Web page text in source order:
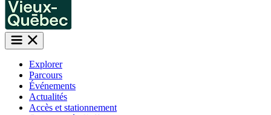
Explorer
Parcours
Événements
Actualités
Accès et stationnement